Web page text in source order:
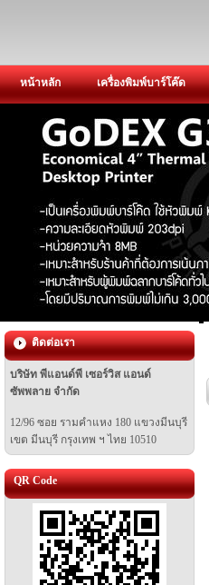
หน้าหลัก เครื่องพิมพ์บาร์โค๊ด
ติดต่อเรา
บริษัท พีแอนด์พี เซอร์วิส แอนด์
ซัพพลาย จำกัด
12/96 ซอย รามคำแหง 180 แขวงมีนบุรี
เขต มีนบุรี กรุงเทพ ฯ ไทย 10510
QR Code